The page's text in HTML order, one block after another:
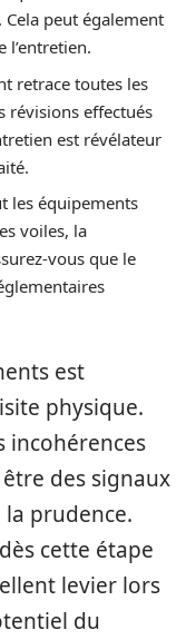
peut également
l’entretien.
retrace toutes les
révisions effectués
est révélateur
les équipements
voiles, la
vous que le
est
physique.
incohérences
des signaux
la prudence.
cette étape
levier lors
du